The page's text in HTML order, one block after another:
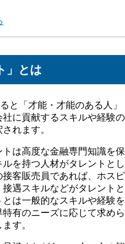
」とは
と「才能・才能のある人」
に貢献するスキルや経験の
れます。
は高度な金融専門知識を保
を持つ人材がタレントとし
客販売員であれば、ホスピ
遇スキルなどがタレントと
は一般的なスキルや経験を
有のニーズに応じて求めら
す。